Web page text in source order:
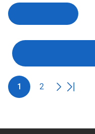
1 2